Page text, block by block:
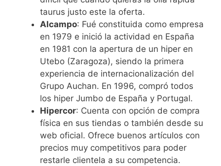
taurus justo este la oferta.
Alcampo: Fué constituida como empresa
en 1979 e inició la actividad en España
en 1981 con la apertura de un hiper en
Utebo (Zaragoza), siendo la primera
experiencia de internacionalización del
Grupo Auchan. En 1996, compró todos
los hiper Jumbo de España y Portugal.
Hipercor: Cuenta con opción de compra
física en sus tiendas o también desde su
web oficial. Ofrece buenos artículos con
precios muy competitivos para poder
restarle clientela a su competencia.